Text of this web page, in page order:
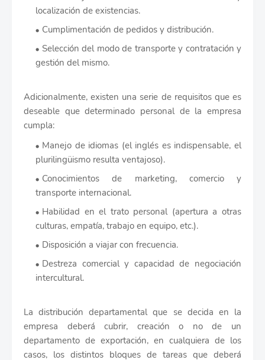
localización de existencias.
Cumplimentación de pedidos y distribución.
Selección del modo de transporte y contratación y
gestión del mismo.
Adicionalmente, existen una serie de requisitos que es
deseable que determinado personal de la empresa
cumpla:
Manejo de idiomas (el inglés es indispensable, el
plurilingüismo resulta ventajoso).
Conocimientos de marketing, comercio y
transporte internacional.
Habilidad en el trato personal (apertura a otras
culturas, empatía, trabajo en equipo, etc.).
Disposición a viajar con frecuencia.
Destreza comercial y capacidad de negociación
intercultural.
La distribución departamental que se decida en la
empresa deberá cubrir, creación o no de un
departamento de exportación, en cualquiera de los
casos, los distintos bloques de tareas que deberá